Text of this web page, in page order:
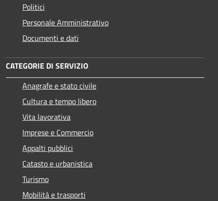
Politici
Personale Amministrativo
Documenti e dati
CATEGORIE DI SERVIZIO
Anagrafe e stato civile
Cultura e tempo libero
Vita lavorativa
Imprese e Commercio
Appalti pubblici
Catasto e urbanistica
Turismo
Mobilità e trasporti